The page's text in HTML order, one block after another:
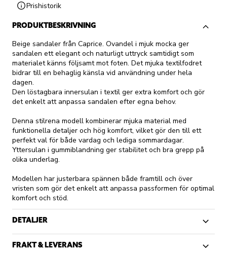
Prishistorik
PRODUKTBESKRIVNING
Beige sandaler från Caprice. Ovandel i mjuk mocka ger
sandalen ett elegant och naturligt uttryck samtidigt som
materialet känns följsamt mot foten. Det mjuka textilfodret
bidrar till en behaglig känsla vid användning under hela
dagen.
Den löstagbara innersulan i textil ger extra komfort och gör
det enkelt att anpassa sandalen efter egna behov.
Denna stilrena modell kombinerar mjuka material med
funktionella detaljer och hög komfort, vilket gör den till ett
perfekt val för både vardag och lediga sommardagar.
Yttersulan i gummiblandning ger stabilitet och bra grepp på
olika underlag.
Modellen har justerbara spännen både framtill och över
vristen som gör det enkelt att anpassa passformen för optimal
komfort och stöd.
DETALJER
FRAKT & LEVERANS